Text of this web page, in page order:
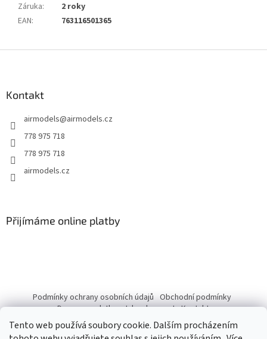
Tento web používá soubory cookie. Dalším procházením
Záruka:
2 roky
EAN: 763116501365
Kontakt
airmodels@airmodels.cz
778 975 718
778 975 718
airmodels.cz
Přijímáme online platby
Podmínky ochrany osobních údajů Obchodní podmínky
Doprava a platba Jak nakupovat Kontakty